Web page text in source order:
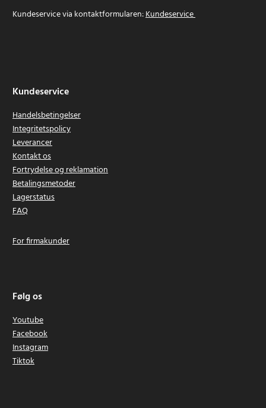
Kundeservice via kontaktformularen:Kundeservice
Kundeservice
Handelsbetingelser
Integritetspolicy
Leverancer
Kontakt os
Fortrydelse og reklamation
Betalingsmetoder
Lagerstatus
FAQ
For firmakunder
Følg os
Youtube
Facebook
Instagram
Tiktok